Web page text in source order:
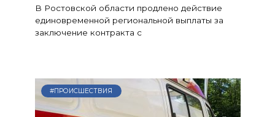
В Ростовской области продлено действие
единовременной региональной выплаты за
заключение контракта с
#ПРОИСШЕСТВИЯ